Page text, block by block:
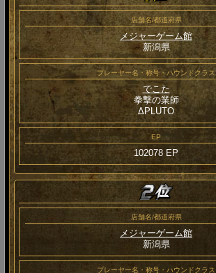
店舗名/都道府県
メジャーゲーム館
新潟県
プレーヤー名・称号・ハウンドクラス
でこた
拳撃の業師
ΔPLUTO
EP
102078 EP
店舗名/都道府県
メジャーゲーム館
新潟県
プレーヤー名・称号・ハウンドクラス